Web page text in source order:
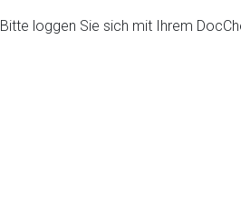
Bitte loggen Sie sich mit Ihrem